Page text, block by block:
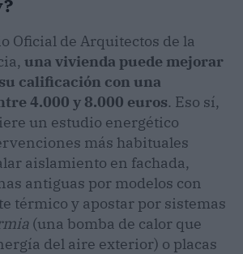
Oficial de Arquitectos de la
una vivienda puede mejorar
calificación con una
4.000 y 8.000 euros. Eso sí,
un estudio energético
más habituales
aislamiento en fachada,
antiguas por modelos con
térmico y apostar por sistemas
(una bomba de calor que
del aire exterior) o placas